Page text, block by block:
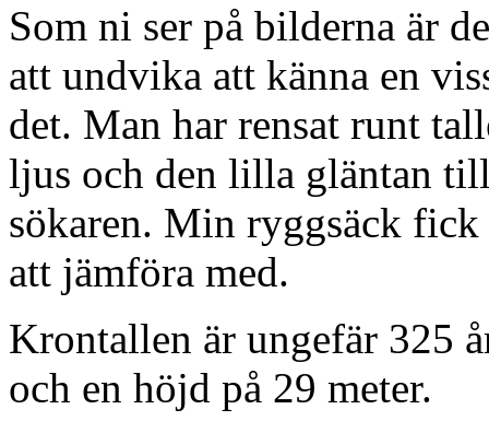
Som ni ser på bilderna är
att undvika att känna en
det. Man har rensat runt
ljus och den lilla gläntan
sökaren. Min ryggsäck fick
att jämföra med.
Krontallen är ungefär 325
och en höjd på 29 meter.